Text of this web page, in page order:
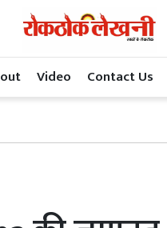
Video Contact Us